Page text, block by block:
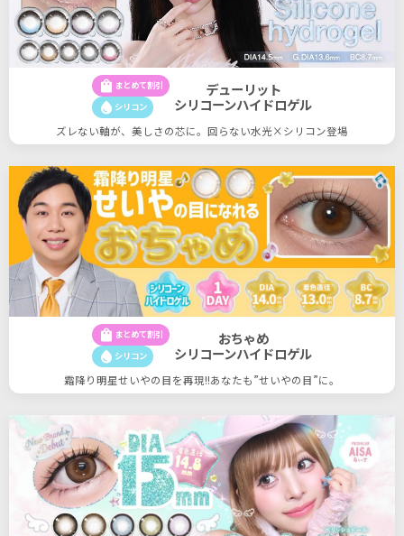
shopping_bag まとめて割引
water_drop シリコン
デューリット
シリコーンハイドロゲル
ズレない軸が、美しさの芯に。回らない水光×シリコン登場
shopping_bag まとめて割引
water_drop シリコン
おちゃめ
シリコーンハイドロゲル
霜降り明星せいやの目を再現!!あなたも”せいやの目”に。